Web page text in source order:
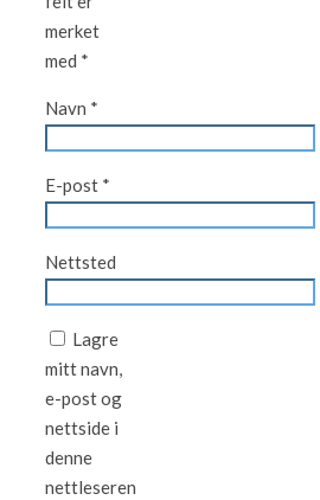
merket
med *
Navn *
E-post *
Nettsted
Lagre
mitt navn,
e-post og
nettside i
denne
nettleseren